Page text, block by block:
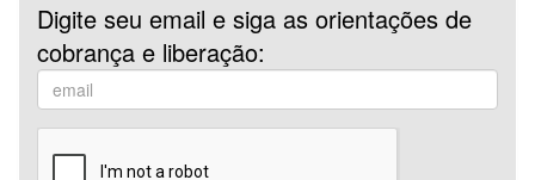
Digite seu email e siga as orientações de
cobrança e liberação: